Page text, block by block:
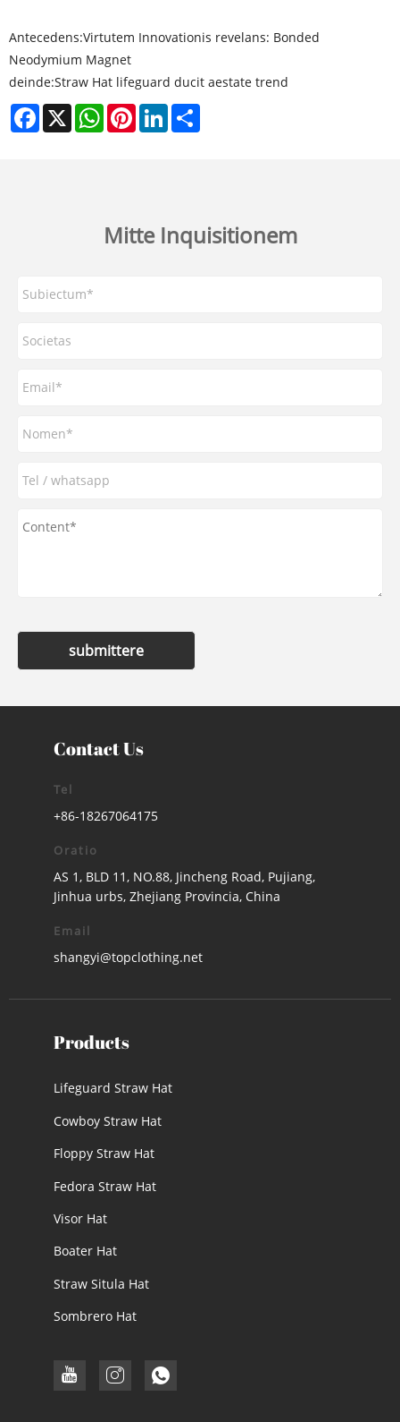
Antecedens:Virtutem Innovationis revelans: Bonded
Neodymium Magnet
deinde:Straw Hat lifeguard ducit aestate trend
Facebook
X WhatsAppPinterestLinkedIn
Mitte Inquisitionem
submittere
Contact Us
Tel
+86-18267064175
Oratio
AS 1, BLD 11, NO.88, Jincheng Road, Pujiang,
Jinhua urbs, Zhejiang Provincia, China
Email
shangyi@topclothing.net
Products
Lifeguard Straw Hat
Cowboy Straw Hat
Floppy Straw Hat
Fedora Straw Hat
Visor Hat
Boater Hat
Straw Situla Hat
Sombrero Hat